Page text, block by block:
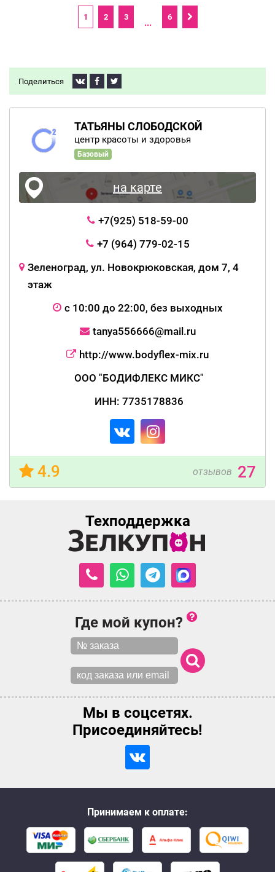
Поделиться
ТАТЬЯНЫ СЛОБОДСКОЙ
центр красоты и здоровья
Базовый
на карте
+7(925) 518-59-00
+7 (964) 779-02-15
Зеленоград, ул. Новокрюковская, дом 7, 4
этаж
с 10:00 до 22:00, без выходных
tanya556666@mail.ru
http://www.bodyflex-mix.ru
ООО "БОДИФЛЕКС МИКС"
ИНН: 7735178836
4.9 отзывов 27
1 2 3
...
6
Техподдержка
Где мой купон?
Мы в соцсетях.
Присоединяйтесь!
Принимаем к оплате: